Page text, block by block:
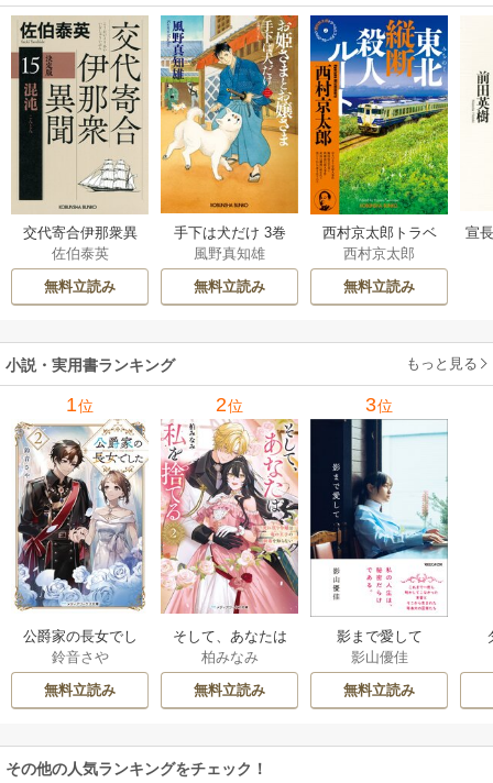
交代寄合伊那衆異
聞 15巻
佐伯泰英
無料立読み
手下は犬だけ 3巻
風野真知雄
無料立読み
西村京太郎トラベ
ルミステリー・セ
レクション 2巻
西村京太郎
無料立読み
宣
小説・実用書ランキング もっと見る
1位
公爵家の長女でし
た
鈴音さや
無料立読み
2位
そして、あなたは
私を捨てる
柏みなみ
無料立読み
3位
影まで愛して
影山優佳
無料立読み
その他の人気ランキングをチェック！